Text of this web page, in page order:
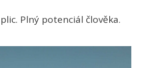
Plný potenciál člověka.